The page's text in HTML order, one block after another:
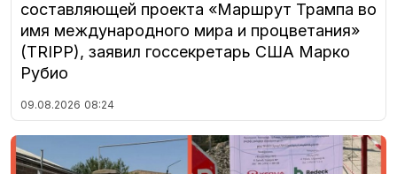
составляющей проекта «Маршрут Трампа во
имя международного мира и процветания»
(TRIPP), заявил госсекретарь США Марко
Рубио
09.08.2026 08:24